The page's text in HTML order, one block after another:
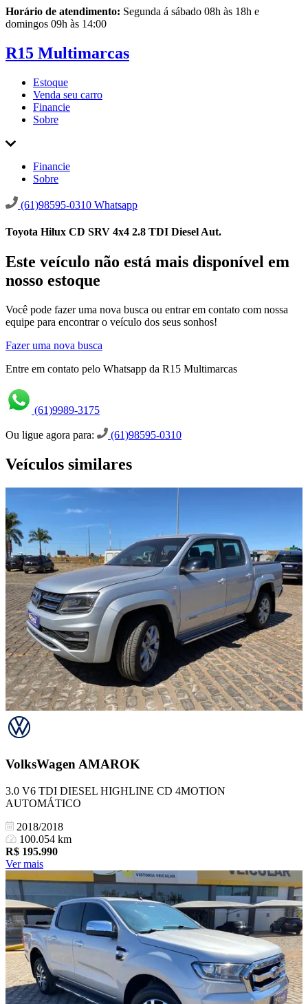
Horário de atendimento: Segunda á sábado 08h às 18h e
domingos 09h às 14:00
R15 Multimarcas
Estoque
Venda seu carro
Financie
Sobre
Financie
Sobre
(61)98595-0310 Whatsapp
Toyota Hilux CD SRV 4x4 2.8 TDI Diesel Aut.
Este veículo não está mais disponível em
nosso estoque
Você pode fazer uma nova busca ou entrar em contato com nossa
equipe para encontrar o veículo dos seus sonhos!
Fazer uma nova busca
Entre em contato pelo Whatsapp da R15 Multimarcas
(61)9989-3175
Ou ligue agora para: (61)98595-0310
Veículos similares
VolksWagenAMAROK
3.0 V6 TDI DIESEL HIGHLINE CD 4MOTION
AUTOMÁTICO
2018/2018
100.054 km
R$ 195.990
Ver mais